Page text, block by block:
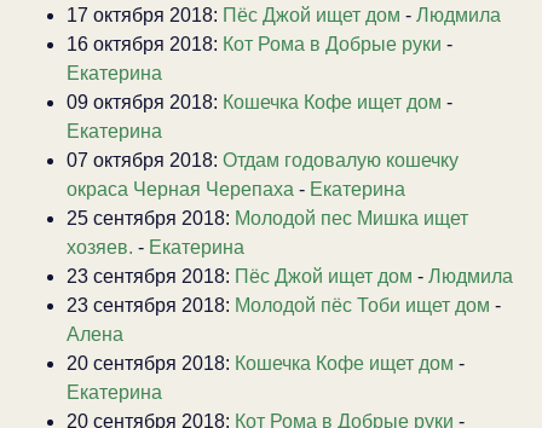
17 октября 2018: Пёс Джой ищет дом - Людмила
16 октября 2018: Кот Рома в Добрые руки -
Екатерина
09 октября 2018: Кошечка Кофе ищет дом -
Екатерина
07 октября 2018: Отдам годовалую кошечку
окраса Черная Черепаха - Екатерина
25 сентября 2018: Молодой пес Мишка ищет
хозяев. - Екатерина
23 сентября 2018: Пёс Джой ищет дом - Людмила
23 сентября 2018: Молодой пёс Тоби ищет дом -
Алена
20 сентября 2018: Кошечка Кофе ищет дом -
Екатерина
20 сентября 2018: Кот Рома в Добрые руки -